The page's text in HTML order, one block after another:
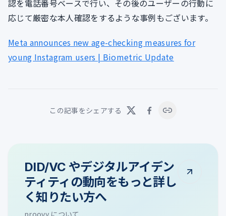
認を電話番号ベースで行い、その後のユーザーの行動に
応じて厳密な本人確認をするような事例もございます。
Meta announces new age-checking measures for
young Instagram users | Biometric Update
この記事をシェアする
DID/VC やデジタルアイデン
ティティの動向をもっと詳し
く知りたい方へ
proovy について